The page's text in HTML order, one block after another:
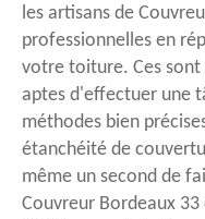
les artisans de
professionnelles en
votre toiture. Ces sont
aptes d'effectuer une
méthodes bien
étanchéité de
même un second de
Couvreur Bordeaux 33